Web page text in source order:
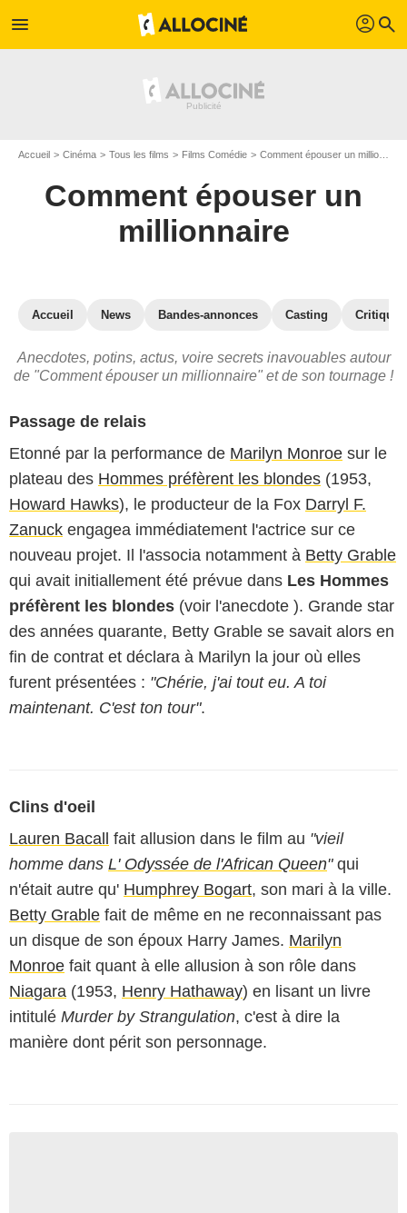
menu profil search
Accueil Cinéma Tous les films Films Comédie Comment épouser un millionnaire
Comment épouser un
millionnaire
Accueil News Bandes-annonces Casting
Anecdotes, potins, actus, voire secrets inavouables autour
de "Comment épouser un millionnaire" et de son tournage !
Passage de relais
Etonné par la performance de Marilyn Monroe sur le
plateau des Hommes préfèrent les blondes (1953,
Howard Hawks), le producteur de la Fox Darryl F.
Zanuck engagea immédiatement l'actrice sur ce
nouveau projet. Il l'associa notamment à Betty Grable
qui avait initiallement été prévue dans Les Hommes
préfèrent les blondes (voir l'anecdote ). Grande star
des années quarante, Betty Grable se savait alors en
fin de contrat et déclara à Marilyn la jour où elles
furent présentées : "Chérie, j'ai tout eu. A toi
maintenant. C'est ton tour".
Clins d'oeil
Lauren Bacall
fait allusion dans le film au "vieil
homme dans L' Odyssée de l'African Queen"qui
n'était autre qu' Humphrey Bogart, son mari à la ville.
Betty Grable fait de même en ne reconnaissant pas
un disque de son époux Harry James. Marilyn
Monroe fait quant à elle allusion à son rôle dans
Niagara (1953, Henry Hathaway) en lisant un livre
intitulé Murder by Strangulation, c'est à dire la
manière dont périt son personnage.